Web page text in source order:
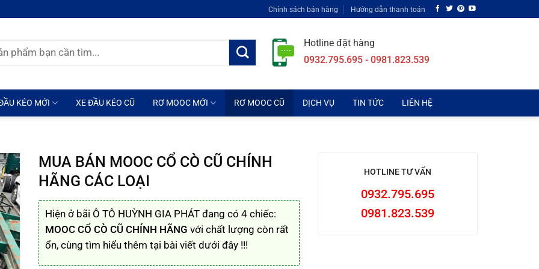
Chính sách bán hàng Hướng dẫn thanh toán
Hotline đặt hàng
0932.795.695 - 0981.823.539
KÉO MỚI XE ĐẦU KÉO CŨ RƠ MOOC MỚI RƠ MOOC CŨ DỊCH VỤ TIN TỨC LIÊN HỆ
MUA BÁN MOOC CỔ CÒ CŨ CHÍNH
HÃNG CÁC LOẠI
Hiện ở bãi Ô TÔ HUỲNH GIA PHÁT đang có 4 chiếc:
MOOC CỔ CÒ CŨ CHÍNH HÃNG với chất lượng còn rất
ổn, cùng tìm hiểu thêm tại bài viết dưới đây !!!
HOTLINE TƯ VẤN
0932.795.695
0981.823.539